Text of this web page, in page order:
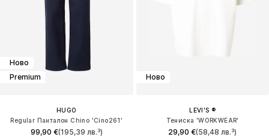
Ново
Premium
HUGO
Regular Панталон Chino 'Cino261'
99,90 €(195,39 лв.³)
Ново
LEVI'S ®
Тениска 'WORKWEAR'
29,90 €(58,48 лв.³)